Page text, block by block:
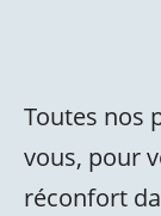
Toutes nos
vous, pour
réconfort